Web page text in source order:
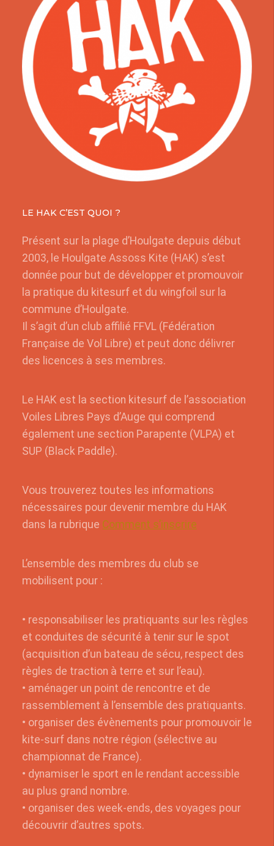
LE HAK C’EST QUOI ?
Présent sur la plage d’Houlgate depuis début
2003, le Houlgate Assoss Kite (HAK) s’est
donnée pour but de développer et promouvoir
la pratique du kitesurf et du wingfoil sur la
commune d’Houlgate.
Il s’agit d’un club affilié FFVL (Fédération
Française de Vol Libre) et peut donc délivrer
des licences à ses membres.
Le HAK est la section kitesurf de l’association
Voiles Libres Pays d’Auge qui comprend
également une section Parapente (VLPA) et
SUP (Black Paddle).
Vous trouverez toutes les informations
nécessaires pour devenir membre du HAK
dans la rubrique Comment s’inscrire
L’ensemble des membres du club se
mobilisent pour :
• responsabiliser les pratiquants sur les règles
et conduites de sécurité à tenir sur le spot
(acquisition d’un bateau de sécu, respect des
règles de traction à terre et sur l’eau).
• aménager un point de rencontre et de
rassemblement à l’ensemble des pratiquants.
• organiser des évènements pour promouvoir le
kite-surf dans notre région (sélective au
championnat de France).
• dynamiser le sport en le rendant accessible
au plus grand nombre.
• organiser des week-ends, des voyages pour
découvrir d’autres spots.